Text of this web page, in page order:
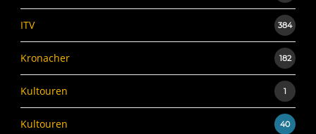
ITV 384
Kronacher 182
Kultouren 1
Kultouren 40